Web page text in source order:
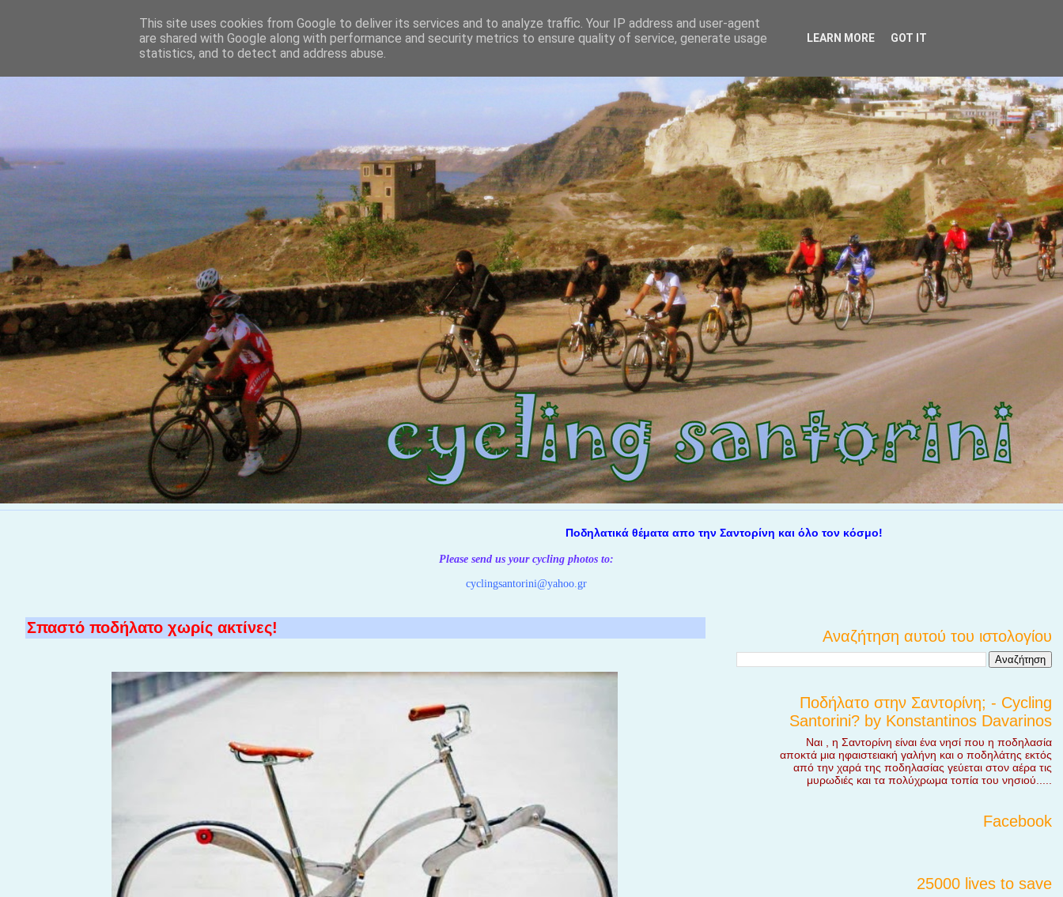
Ποδηλατικά θέματα απο την Σαντορίνη και όλο τον κόσμο!
Please send us your cycling photos to:
cyclingsantorini@yahoo.gr
Σπαστό ποδήλατο χωρίς ακτίνες! Αναζήτηση αυτού του ιστολογίου
Ποδήλατο στην Σαντορίνη; - Cycling
Santorini? by Konstantinos Davarinos
Ναι , η Σαντορίνη είναι ένα νησί που η ποδηλασία
αποκτά μια ηφαιστειακή γαλήνη και ο ποδηλάτης εκτός
από την χαρά της ποδηλασίας γεύεται στον αέρα τις
μυρωδιές και τα πολύχρωμα τοπία του νησιού.....
Facebook
25000 lives to save
This site uses cookies from Google to deliver its services and to analyze traffic. Your IP address and user-agent
are shared with Google along with performance and security metrics to ensure quality of service, generate usage
statistics, and to detect and address abuse.
LEARN MORE GOT IT